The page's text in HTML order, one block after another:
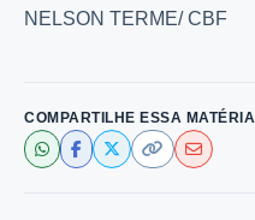
NELSON TERME/ CBF
COMPARTILHE ESSA MATÉRIA